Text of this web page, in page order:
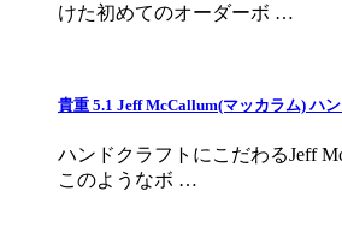
けた初めてのオーダーボ …
貴重 5.1 Jeff McCallum(マッカラム) ハ
ハンドクラフトにこだわるJeff
このようなボ …